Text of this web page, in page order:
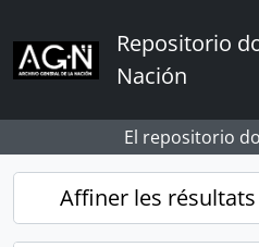
Repositorio
Nación
El repositorio
Affiner les